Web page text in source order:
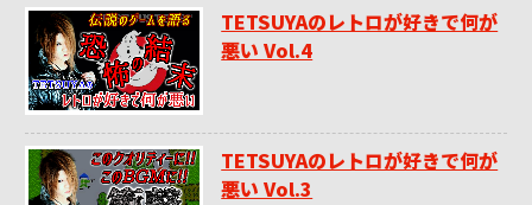
スマホ
TETSUYAのレトロが好きで何が
悪い Vol.4
TETSUYAのレトロが好きで何が
悪い Vol.3